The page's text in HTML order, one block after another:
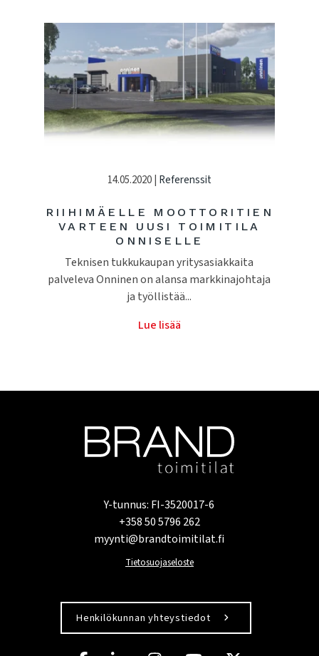
14.05.2020 | Referenssit
RIIHIMÄELLE MOOTTORITIEN
VARTEEN UUSI TOIMITILA
ONNISELLE
Teknisen tukkukaupan yritysasiakkaita
palveleva Onninen on alansa markkinajohtaja
ja työllistää...
Lue lisää
Y-tunnus: FI-3520017-6
+358 50 5796 262
myynti@brandtoimitilat.fi
Tietosuojaseloste
Henkilökunnan yhteystiedot